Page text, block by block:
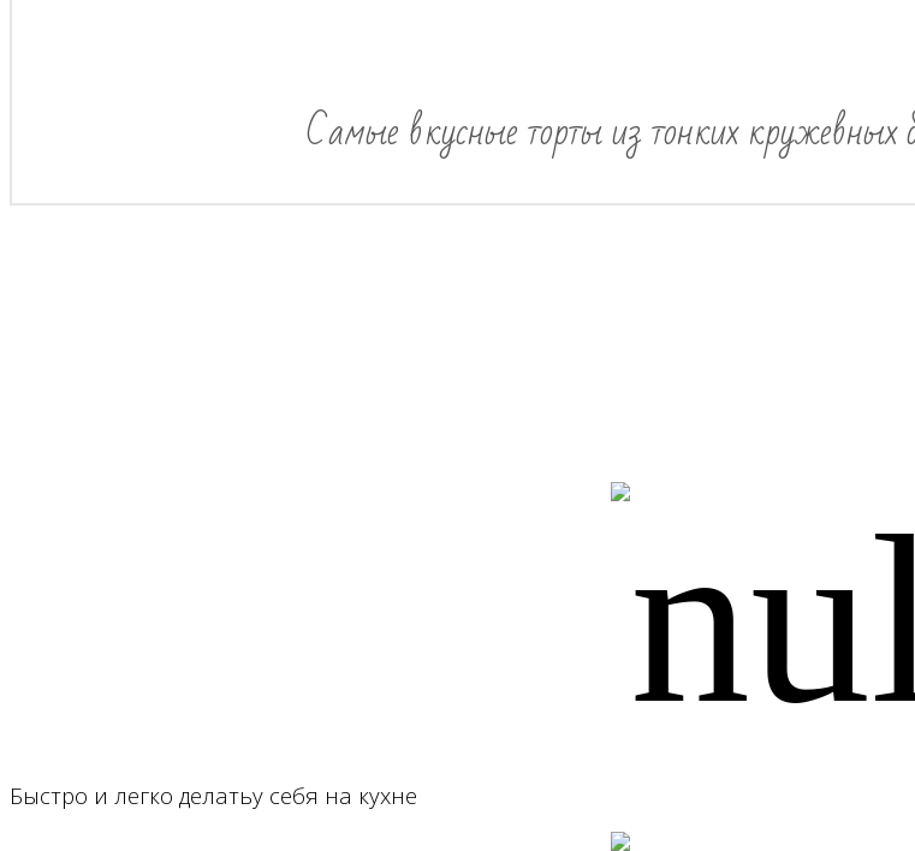
Самые вкусные торты из тонких
Быстро и легко делатьу себя на кухне